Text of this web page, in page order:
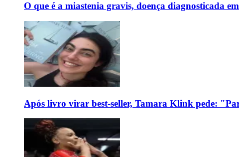
O que é a miastenia gravis, doença diagnosticada
Após livro virar best-seller, Tamara Klink pede: